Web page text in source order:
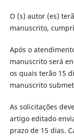
O (s) autor (es)
manuscrito,
Após o
manuscrito será
os quais terão 15
manuscrito
As solicitações
artigo editado
prazo de 15 dias.